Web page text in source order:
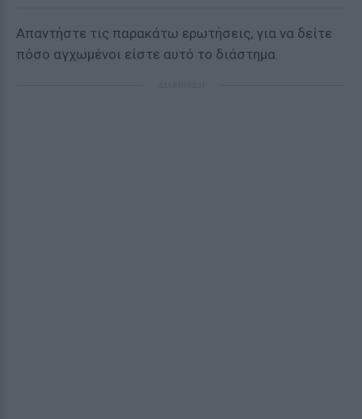
Απαντήστε τις παρακάτω ερωτήσεις, για να δείτε
πόσο αγχωμένοι είστε αυτό το διάστημα.